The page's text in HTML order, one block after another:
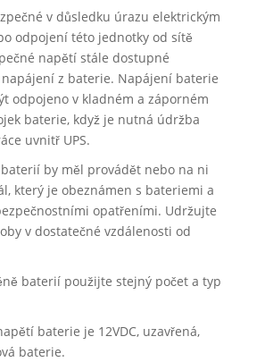
v důsledku úrazu elektrickým
odpojení této jednotky od sítě
napětí stále dostupné
z baterie. Napájení baterie
odpojeno v kladném a záporném
baterie, když je nutná údržba
uvnitř UPS.
baterií by měl provádět nebo na ni
který je obeznámen s bateriemi a
opatřeními. Udržujte
v dostatečné vzdálenosti od
baterií použijte stejný počet a typ
baterie je 12VDC, uzavřená,
baterie.